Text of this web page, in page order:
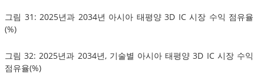
그림 31: 2025년과 2034년 아시아 태평양 3D IC 시장 수익 점유율
(%)
그림 32: 2025년과 2034년, 기술별 아시아 태평양 3D IC 시장 수익
점유율(%)